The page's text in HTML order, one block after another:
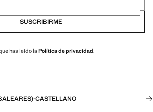
SUSCRIBIRME
has leído la Política de privacidad.
·CASTELLANO